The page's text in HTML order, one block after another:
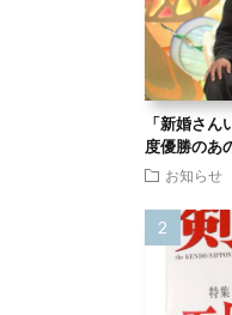
「新婚さ
度優勝のあ
お知らせ